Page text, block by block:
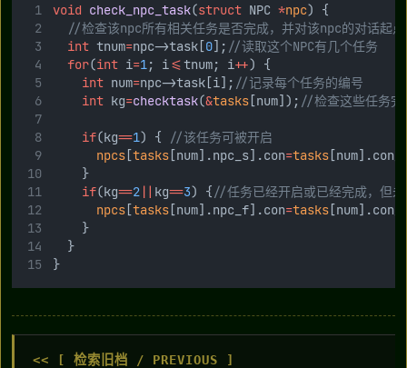
void check_npc_task(struct NPC *npc) {
//检查该npc所有相关任务是否完成，并对该npc的对话起
int tnum=npc->task[0]; //读取这个NPC有几个任务
for(int i=1; i<=tnum; i++) {
int num=npc->task[i]; //记录每个任务的编号
int kg=checktask(&tasks[num]); //检查这些任务完
if(kg==1) { //该任务可被开启
npcs[tasks[num].npc_s].con=tasks
		}
if(kg==2|| kg==3) {//任务已经开启或已经完成，但
npcs[tasks[num].npc_f].con=tasks
		}
	}
}
<< [ 检索旧档 / PREVIOUS ]